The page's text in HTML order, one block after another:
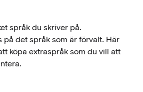
språk du skriver på.
på det språk som är förvalt. Här
köpa extraspråk som du vill att